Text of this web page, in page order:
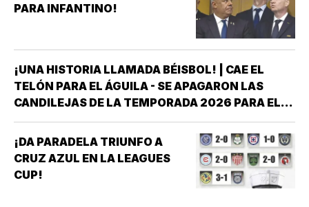
PARA INFANTINO!
¡UNA HISTORIA LLAMADA BÉISBOL! | CAE EL
TELÓN PARA EL ÁGUILA - SE APAGARON LAS
CANDILEJAS DE LA TEMPORADA 2026 PARA EL
ÁGUILA DE VERACRUZ *LA NOVENA JAROCHA
CERRÓ SU CALENDARIO CON UNA VICTORIA DE
10-6 SOBRE PERICOS DE PUEBLA, PERO EL
TRIUNFO YA NO…
¡DA PARADELA TRIUNFO A
CRUZ AZUL EN LA LEAGUES
CUP!